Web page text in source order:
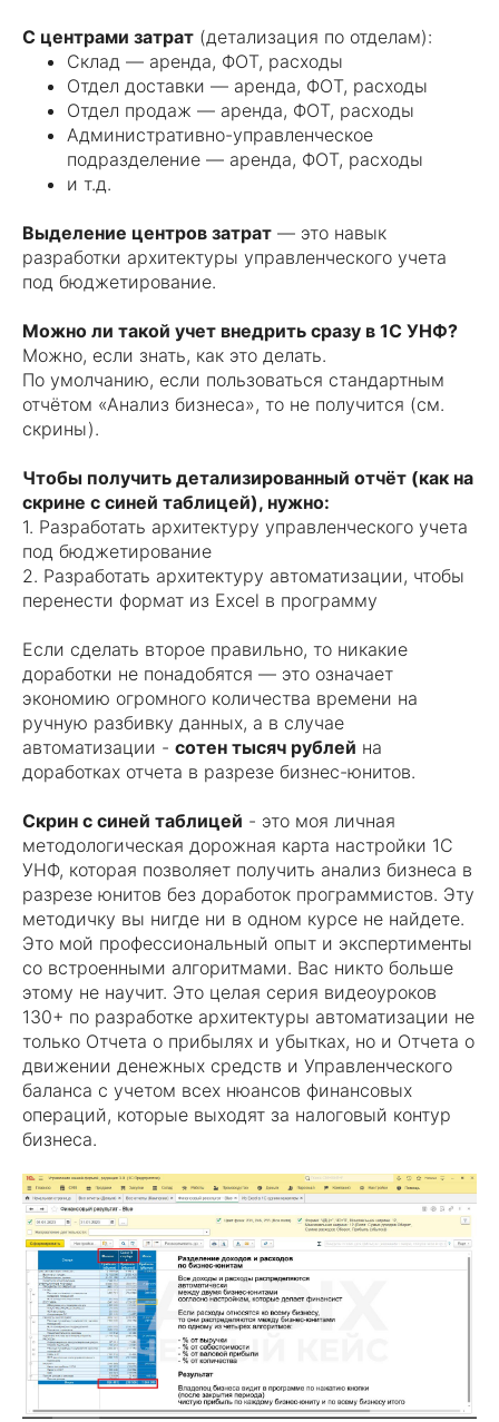
С центрами затрат (детализация по отделам):
Склад — аренда, ФОТ, расходы
Отдел доставки — аренда, ФОТ, расходы
Отдел продаж — аренда, ФОТ, расходы
Административно-управленческое
подразделение — аренда, ФОТ, расходы
и т.д.
Выделение центров затрат — это навык
разработки архитектуры управленческого учета
под бюджетирование.
Можно ли такой учет внедрить сразу в 1С УНФ?
Можно, если знать, как это делать.
По умолчанию, если пользоваться стандартным
отчётом «Анализ бизнеса», то не получится (см.
скрины).
Чтобы получить детализированный отчёт (как на
скрине с синей таблицей), нужно:
1. Разработать архитектуру управленческого учета
под бюджетирование
2. Разработать архитектуру автоматизации, чтобы
перенести формат из Excel в программу
Если сделать второе правильно, то никакие
доработки не понадобятся — это означает
экономию огромного количества времени на
ручную разбивку данных, а в случае
автоматизации - сотен тысяч рублей на
доработках отчета в разрезе бизнес-юнитов.
Скрин с синей таблицей - это моя личная
методологическая дорожная карта настройки 1С
УНФ, которая позволяет получить анализ бизнеса в
разрезе юнитов без доработок программистов. Эту
методичку вы нигде ни в одном курсе не найдете.
Это мой профессиональный опыт и экспертименты
со встроенными алгоритмами. Вас никто больше
этому не научит. Это целая серия видеоуроков
130+ по разработке архитектуры автоматизации не
только Отчета о прибылях и убытках, но и Отчета о
движении денежных средств и Управленческого
баланса с учетом всех нюансов финансовых
операций, которые выходят за налоговый контур
бизнеса.